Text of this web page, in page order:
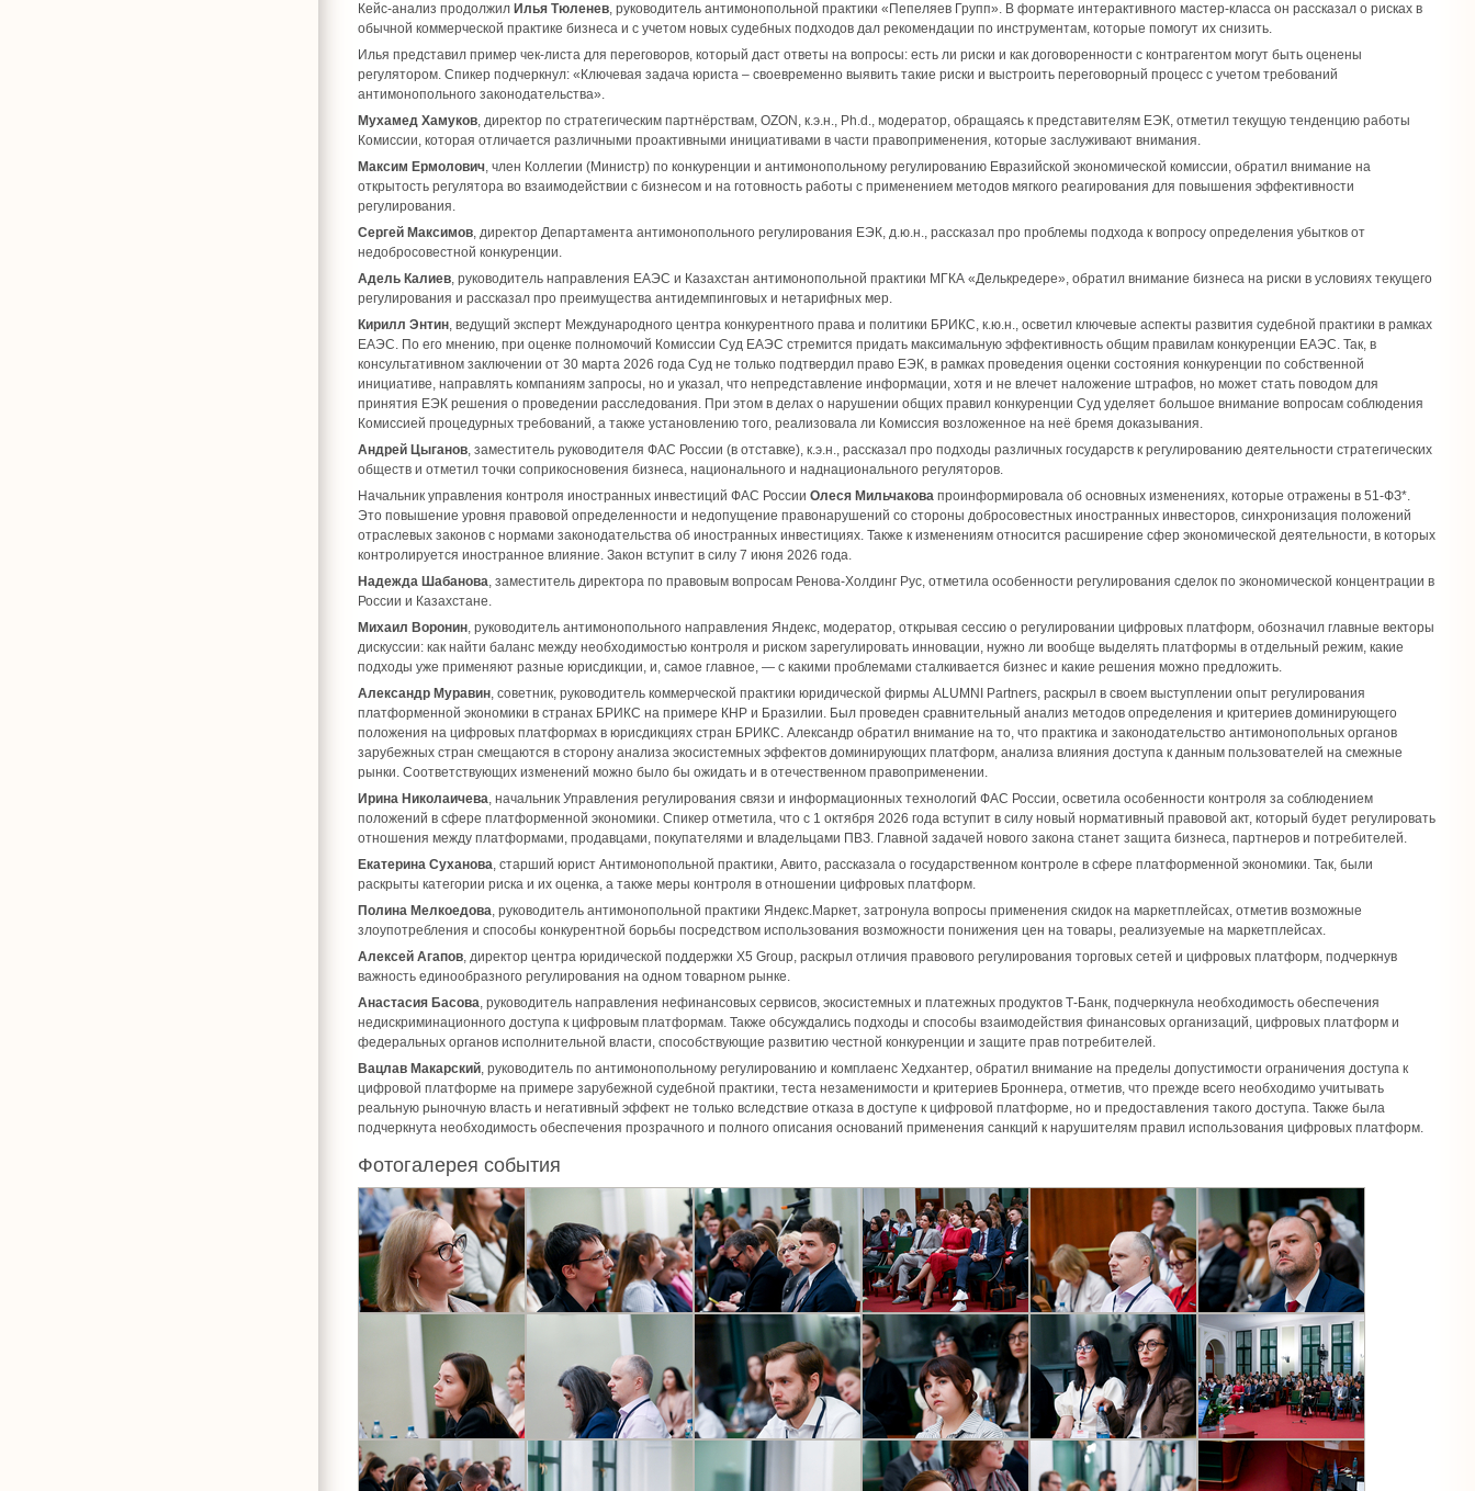
Кейс-анализ продолжил Илья Тюленев, руководитель антимонопольной практики «Пепеляев Групп». В формате интерактивного мастер-класса он рассказал о рисках в
обычной коммерческой практике бизнеса и с учетом новых судебных подходов дал рекомендации по инструментам, которые помогут их снизить.
Илья представил пример чек-листа для переговоров, который даст ответы на вопросы: есть ли риски и как договоренности с контрагентом могут быть оценены
регулятором. Спикер подчеркнул: «Ключевая задача юриста – своевременно выявить такие риски и выстроить переговорный процесс с учетом требований
антимонопольного законодательства».
Мухамед Хамуков, директор по стратегическим партнёрствам, ОZON, к.э.н., Ph.d., модератор, обращаясь к представителям ЕЭК, отметил текущую тенденцию работы
Комиссии, которая отличается различными проактивными инициативами в части правоприменения, которые заслуживают внимания.
Максим Ермолович, член Коллегии (Министр) по конкуренции и антимонопольному регулированию Евразийской экономической комиссии, обратил внимание на
открытость регулятора во взаимодействии с бизнесом и на готовность работы с применением методов мягкого реагирования для повышения эффективности
регулирования.
Сергей Максимов, директор Департамента антимонопольного регулирования ЕЭК, д.ю.н., рассказал про проблемы подхода к вопросу определения убытков от
недобросовестной конкуренции.
Адель Калиев, руководитель направления ЕАЭС и Казахстан антимонопольной практики МГКА «Делькредере», обратил внимание бизнеса на риски в условиях текущего
регулирования и рассказал про преимущества антидемпинговых и нетарифных мер.
Кирилл Энтин, ведущий эксперт Международного центра конкурентного права и политики БРИКС, к.ю.н., осветил ключевые аспекты развития судебной практики в рамках
ЕАЭС. По его мнению, при оценке полномочий Комиссии Суд ЕАЭС стремится придать максимальную эффективность общим правилам конкуренции ЕАЭС. Так, в
консультативном заключении от 30 марта 2026 года Суд не только подтвердил право ЕЭК, в рамках проведения оценки состояния конкуренции по собственной
инициативе, направлять компаниям запросы, но и указал, что непредставление информации, хотя и не влечет наложение штрафов, но может стать поводом для
принятия ЕЭК решения о проведении расследования. При этом в делах о нарушении общих правил конкуренции Суд уделяет большое внимание вопросам соблюдения
Комиссией процедурных требований, а также установлению того, реализовала ли Комиссия возложенное на неё бремя доказывания.
Андрей Цыганов, заместитель руководителя ФАС России (в отставке), к.э.н., рассказал про подходы различных государств к регулированию деятельности стратегических
обществ и отметил точки соприкосновения бизнеса, национального и наднационального регуляторов.
Начальник управления контроля иностранных инвестиций ФАС России Олеся Мильчакова проинформировала об основных изменениях, которые отражены в 51-ФЗ*.
Это повышение уровня правовой определенности и недопущение правонарушений со стороны добросовестных иностранных инвесторов, синхронизация положений
отраслевых законов с нормами законодательства об иностранных инвестициях. Также к изменениям относится расширение сфер экономической деятельности, в которых
контролируется иностранное влияние. Закон вступит в силу 7 июня 2026 года.
Надежда Шабанова, заместитель директора по правовым вопросам Ренова-Холдинг Рус, отметила особенности регулирования сделок по экономической концентрации в
России и Казахстане.
Михаил Воронин, руководитель антимонопольного направления Яндекс, модератор, открывая сессию о регулировании цифровых платформ, обозначил главные векторы
дискуссии: как найти баланс между необходимостью контроля и риском зарегулировать инновации, нужно ли вообще выделять платформы в отдельный режим, какие
подходы уже применяют разные юрисдикции, и, самое главное, — с какими проблемами сталкивается бизнес и какие решения можно предложить.
Александр Муравин, советник, руководитель коммерческой практики юридической фирмы ALUMNI Partners, раскрыл в своем выступлении опыт регулирования
платформенной экономики в странах БРИКС на примере КНР и Бразилии. Был проведен сравнительный анализ методов определения и критериев доминирующего
положения на цифровых платформах в юрисдикциях стран БРИКС. Александр обратил внимание на то, что практика и законодательство антимонопольных органов
зарубежных стран смещаются в сторону анализа экосистемных эффектов доминирующих платформ, анализа влияния доступа к данным пользователей на смежные
рынки. Соответствующих изменений можно было бы ожидать и в отечественном правоприменении.
Ирина Николаичева, начальник Управления регулирования связи и информационных технологий ФАС России, осветила особенности контроля за соблюдением
положений в сфере платформенной экономики. Спикер отметила, что с 1 октября 2026 года вступит в силу новый нормативный правовой акт, который будет регулировать
отношения между платформами, продавцами, покупателями и владельцами ПВЗ. Главной задачей нового закона станет защита бизнеса, партнеров и потребителей.
Екатерина Суханова, старший юрист Антимонопольной практики, Авито, рассказала о государственном контроле в сфере платформенной экономики. Так, были
раскрыты категории риска и их оценка, а также меры контроля в отношении цифровых платформ.
Полина Мелкоедова, руководитель антимонопольной практики Яндекс.Маркет, затронула вопросы применения скидок на маркетплейсах, отметив возможные
злоупотребления и способы конкурентной борьбы посредством использования возможности понижения цен на товары, реализуемые на маркетплейсах.
Алексей Агапов, директор центра юридической поддержки X5 Group, раскрыл отличия правового регулирования торговых сетей и цифровых платформ, подчеркнув
важность единообразного регулирования на одном товарном рынке.
Анастасия Басова, руководитель направления нефинансовых сервисов, экосистемных и платежных продуктов Т-Банк, подчеркнула необходимость обеспечения
недискриминационного доступа к цифровым платформам. Также обсуждались подходы и способы взаимодействия финансовых организаций, цифровых платформ и
федеральных органов исполнительной власти, способствующие развитию честной конкуренции и защите прав потребителей.
Вацлав Макарский, руководитель по антимонопольному регулированию и комплаенс Хедхантер, обратил внимание на пределы допустимости ограничения доступа к
цифровой платформе на примере зарубежной судебной практики, теста незаменимости и критериев Броннера, отметив, что прежде всего необходимо учитывать
реальную рыночную власть и негативный эффект не только вследствие отказа в доступе к цифровой платформе, но и предоставления такого доступа. Также была
подчеркнута необходимость обеспечения прозрачного и полного описания оснований применения санкций к нарушителям правил использования цифровых платформ.
Фотогалерея события